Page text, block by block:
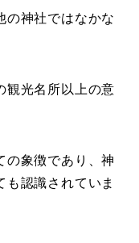
の神社ではなかな
観光名所以上の意
の象徴であり、神
認識されていま